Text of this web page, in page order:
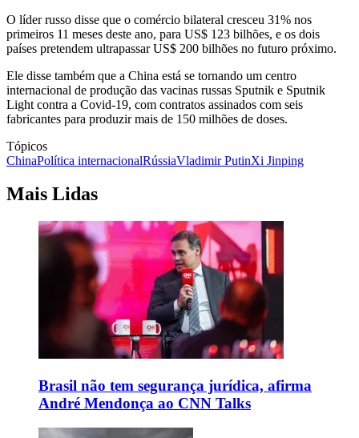
O líder russo disse que o comércio bilateral cresceu 31% nos
primeiros 11 meses deste ano, para US$ 123 bilhões, e os dois
países pretendem ultrapassar US$ 200 bilhões no futuro próximo.
Ele disse também que a China está se tornando um centro
internacional de produção das vacinas russas Sputnik e Sputnik
Light contra a Covid-19, com contratos assinados com seis
fabricantes para produzir mais de 150 milhões de doses.
Tópicos
ChinaPolítica internacionalRússiaVladimir PutinXi Jinping
Mais Lidas
Brasil não tem segurança jurídica, afirma
André Mendonça ao CNN Talks